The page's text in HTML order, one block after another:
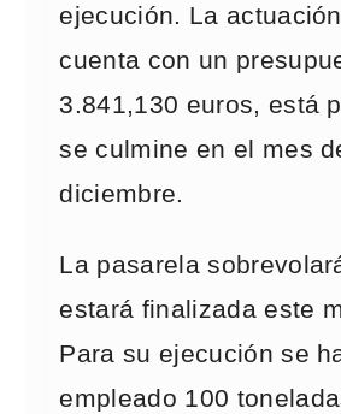
ejecución. La
cuenta con un
3.841,130 euros, está
se culmine en el mes
diciembre.
La pasarela
estará finalizada este
Para su ejecución se
empleado 100